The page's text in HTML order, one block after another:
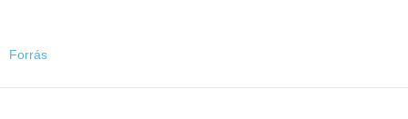
Forrás